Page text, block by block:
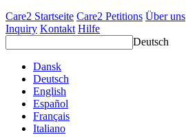
Care2 Startseite Care2 Petitions Über uns
Inquiry Kontakt Hilfe
Deutsch
Dansk
Deutsch
English
Español
Français
Italiano